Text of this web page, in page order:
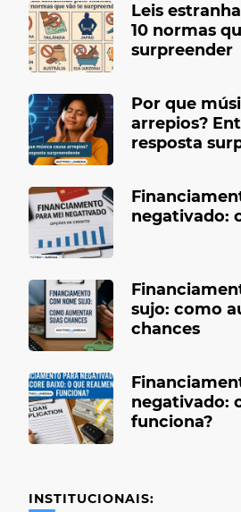
Leis
10 normas
surpreender
Por que
arrepios?
resposta
negativado:
sujo: como
chances
negativado:
funciona?
INSTITUCIONAIS: